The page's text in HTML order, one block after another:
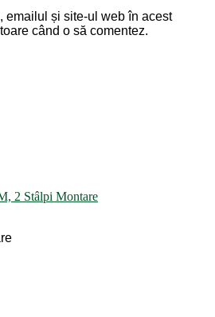
emailul și site-ul web în acest
când o să comentez.
2 Stâlpi Montare